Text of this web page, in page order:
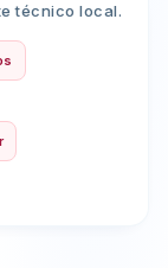
técnico local.